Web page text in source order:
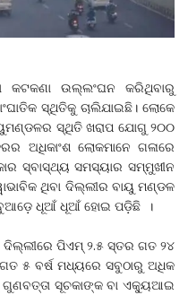
କଟକଣା ଉଲ୍ଲଂଘନ କରିଥିବାରୁ
ସ୍ଥିତିକୁ ଚାଲିଯାଇଛି। ଲୋକେ
ସ୍ଥିତି ଖରାପ ଯୋଗୁ ୨୦୦
ଅଧିକାଂଶ ଲୋକମାନେ ଗଳାରେ
ସ୍ବାସ୍ଥ୍ୟ ସମସ୍ୟାର ସମ୍ମୁଖୀନ
ଥିବା ଦିଲ୍ଲୀର ବାୟୁ ମଣ୍ଡଳ
ଧୂଆଁ ଧୂଆଁ ହୋଇ ପଡ଼ିଛି ।
ପିଏମ୍‌ ୨.୫ ସ୍ତର ଗତ ୨୪
୫ ବର୍ଷ ମଧ୍ୟରେ ସବୁଠାରୁ ଅଧିକ
ସୂଚକାଙ୍କ ବା ଏକ୍ୟୁଆଇ